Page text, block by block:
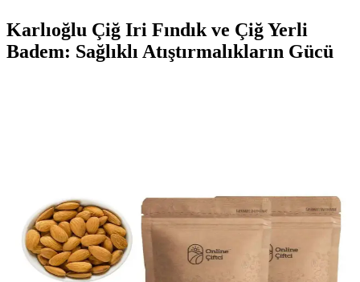
Karlıoğlu Çiğ Iri Fındık ve Çiğ Yerli
Badem: Sağlıklı Atıştırmalıkların Gücü